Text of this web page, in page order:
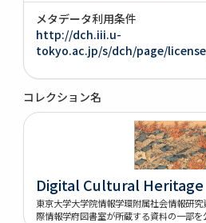
メタデータ利用条件
http://dch.iii.u-
tokyo.ac.jp/s/dch/page/
コレクション名
Digital Cultural Heritage
東京大学大学院情報学環附属社会情報研
際情報学府図書室が所蔵する資料の一部を